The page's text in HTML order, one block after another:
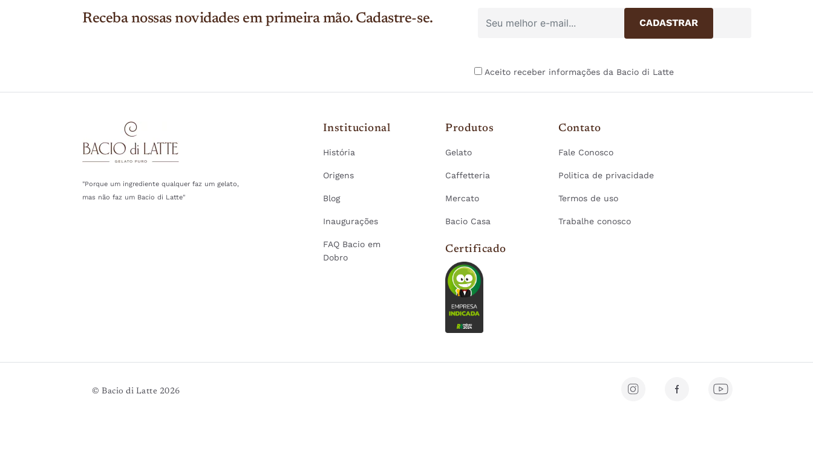
Receba nossas novidades em primeira mão. Cadastre-se.
Aceito receber informações da Bacio di Latte
"Porque um ingrediente qualquer faz um gelato,
mas não faz um Bacio di Latte"
Institucional
História
Origens
Blog
Inaugurações
FAQ Bacio em
Dobro
Produtos
Gelato
Caffetteria
Mercato
Bacio Casa
Certificado
Contato
Fale Conosco
Politica de privacidade
Termos de uso
Trabalhe conosco
© Bacio di Latte 2026